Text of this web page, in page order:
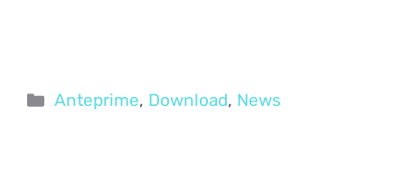
Categorie
Anteprime, Download, News